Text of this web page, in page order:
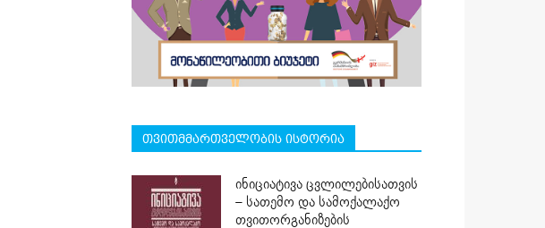
თვითმმართველობის ისტორია
ინიციატივა ცვლილებისათვის
– სათემო და სამოქალაქო
თვითორგანიზების